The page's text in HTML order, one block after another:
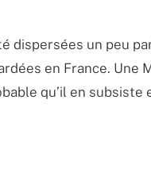
dispersées un peu
en France. Une
qu’il en subsiste